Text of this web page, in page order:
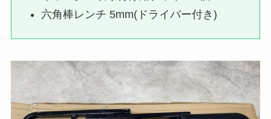
六角棒レンチ 5mm(ドライバー付き)